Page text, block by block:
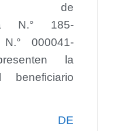
de
N.° 185-
000041-
la
beneficiario
DE